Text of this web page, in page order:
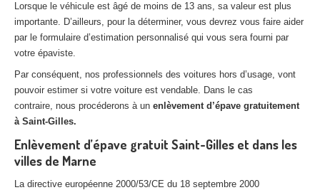
Lorsque le véhicule est âgé de moins de 13 ans, sa valeur est plus
importante. D’ailleurs, pour la déterminer, vous devrez vous faire aider
par le formulaire d’estimation personnalisé qui vous sera fourni par
votre épaviste.
Par conséquent, nos professionnels des voitures hors d’usage, vont
pouvoir estimer si votre voiture est vendable. Dans le cas
contraire, nous procéderons à un enlèvement d’épave gratuitement
à Saint-Gilles.
Enlèvement d’épave gratuit Saint-Gilles et dans les
villes de Marne
La directive européenne 2000/53/CE du 18 septembre 2000